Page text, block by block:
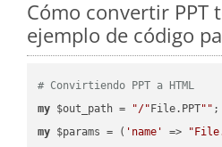
Cómo convertir PPT
ejemplo de código
# Convirtiendo PPT a HTML
my $out_path = "/" File.PPT""
my $params = ( 'name' =>